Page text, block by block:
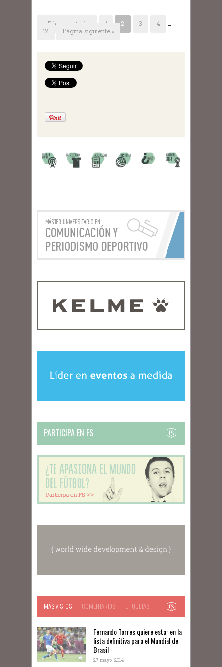
« Página anterior 1 2 3 4
…
12
Página siguiente »
PARTICIPA EN FS
MÁS VISTOS COMENTARIOS ETIQUETAS
Fernando Torres quiere estar en la
lista definitiva para el Mundial de
Brasil
27 mayo, 2014